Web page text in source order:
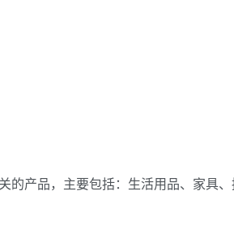
的产品，主要包括：生活用品、家具